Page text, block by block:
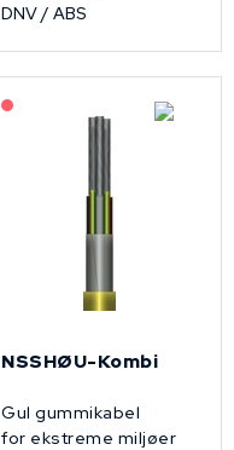
DNV / ABS
NSSHØU-Kombi
Gul gummikabel
for ekstreme miljøer